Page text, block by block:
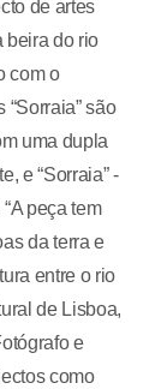
de artes
beira do rio
com o
são
uma dupla
e “Sorraia” -
peça tem
da terra e
entre o rio
de Lisboa,
e
como